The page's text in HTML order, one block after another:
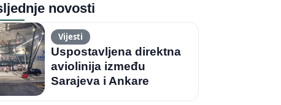
novosti
Vijesti
Uspostavljena direktna
aviolinija između
Sarajeva i Ankare